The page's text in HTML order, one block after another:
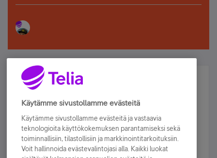
Älä jää paitsi – osallistu ja voita!
Tilaa Telian uutiskirje ja olet mukana arvonnassa.
sähköpostiisi.
Tilaa nyt
Käytämme sivustollamme evästeitä
Käytämme sivustollamme evästeitä ja vastaavia
teknologioita käyttökokemuksen parantamiseksi sekä
toiminnallisiin, tilastollisiin ja markkinointitarkoituksiin.
Voit hallinnoida evästevalintojasi alla. Kaikki luokat